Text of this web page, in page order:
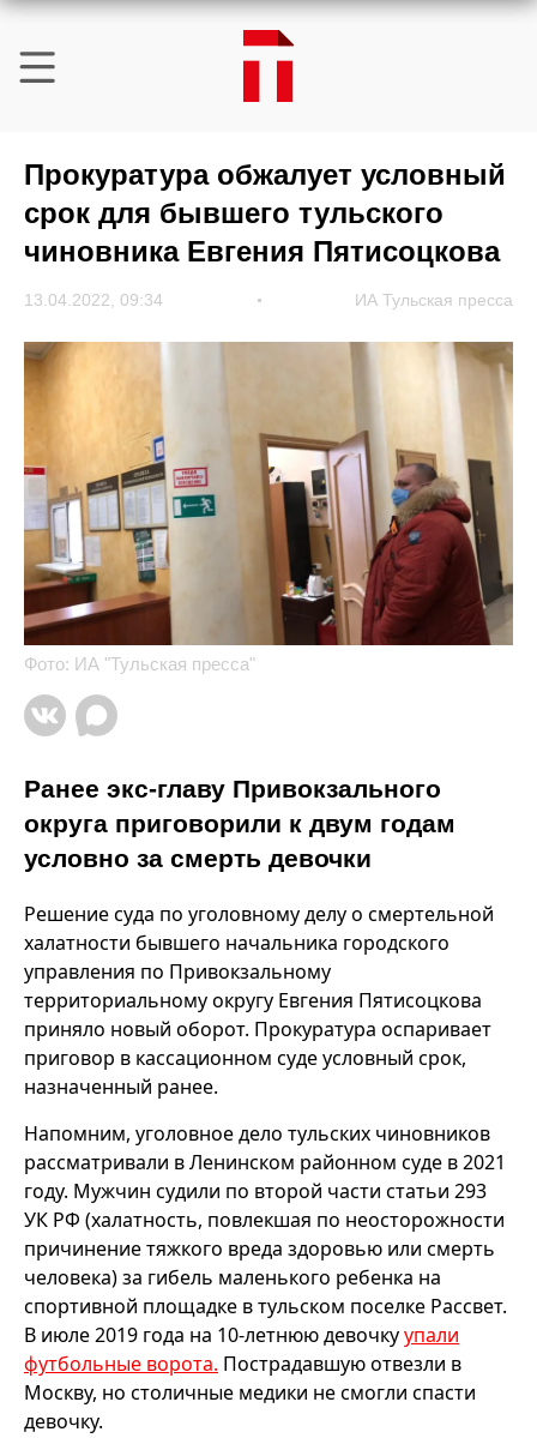
Прокуратура обжалует условный
срок для бывшего тульского
чиновника Евгения Пятисоцкова
13.04.2022, 09:34 ИА Тульская пресса
Фото: ИА "Тульская пресса"
Ранее экс-главу Привокзального
округа приговорили к двум годам
условно за смерть девочки
Решение суда по уголовному делу о смертельной
халатности бывшего начальника городского
управления по Привокзальному
территориальному округу Евгения Пятисоцкова
приняло новый оборот. Прокуратура оспаривает
приговор в кассационном суде условный срок,
назначенный ранее.
Напомним, уголовное дело тульских чиновников
рассматривали в Ленинском районном суде в 2021
году. Мужчин судили по второй части статьи 293
УК РФ (халатность, повлекшая по неосторожности
причинение тяжкого вреда здоровью или смерть
человека) за гибель маленького ребенка на
спортивной площадке в тульском поселке Рассвет.
В июле 2019 года на 10-летнюю девочкуупали
футбольные ворота. Пострадавшую отвезли в
Москву, но столичные медики не смогли спасти
девочку.